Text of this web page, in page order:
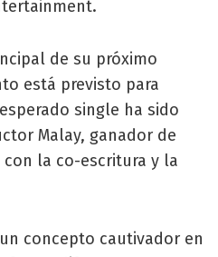
de su próximo
está previsto para
single ha sido
Malay, ganador de
con la co-escritura y la
concepto cautivador en